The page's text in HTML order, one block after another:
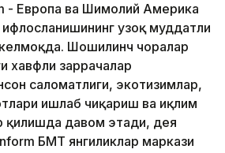
- Европа ва Шимолий Америка
ифлосланишининг узоқ муддатли
Шошилинч чоралар
хавфли заррачалар
саломатлиги, экотизимлар,
ишлаб чиқариш ва иқлим
қилишда давом этади, дея
БМТ янгиликлар маркази